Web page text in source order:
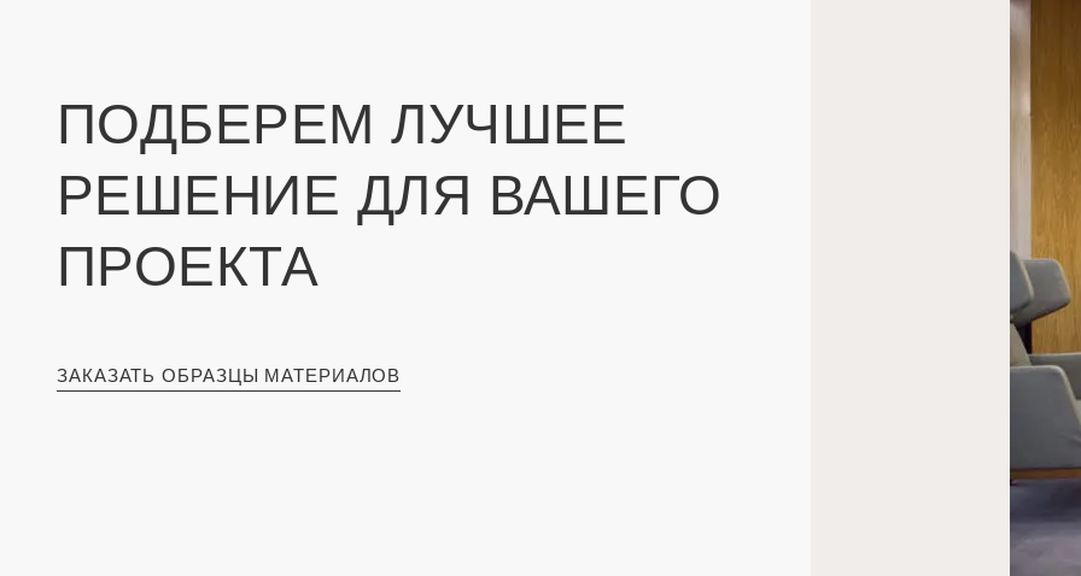
ПОДБЕРЕМ ЛУЧШЕЕ
РЕШЕНИЕ ДЛЯ ВАШЕГО
ПРОЕКТА
ЗАКАЗАТЬ ОБРАЗЦЫ МАТЕРИАЛОВ